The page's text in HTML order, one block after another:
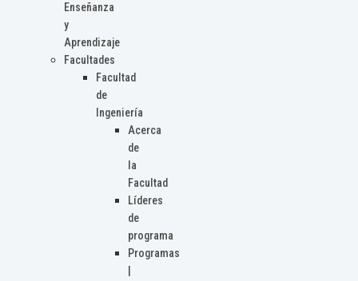
Enseñanza
y
Aprendizaje
Facultades
Facultad
de
Ingeniería
Acerca
de
la
Facultad
Líderes
de
programa
Programas